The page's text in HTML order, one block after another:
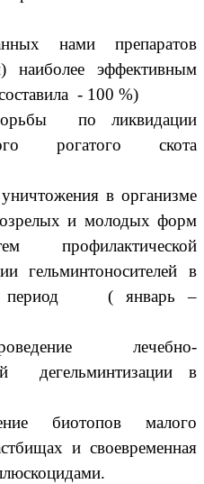
нами препаратов
наиболее эффективным
- 100 %)
по ликвидации
рогатого скота
в организме
и молодых форм
профилактической
гельминтоносителей в
период ( январь –
лечебно-
дегельминтизации в
биотопов малого
и своевременная